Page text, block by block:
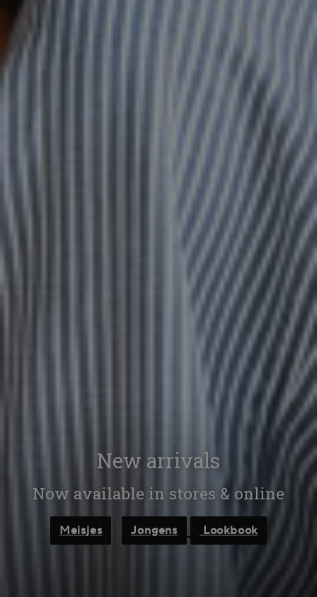
New arrivals
Now available in stores & online
Meisjes Jongens Lookbook